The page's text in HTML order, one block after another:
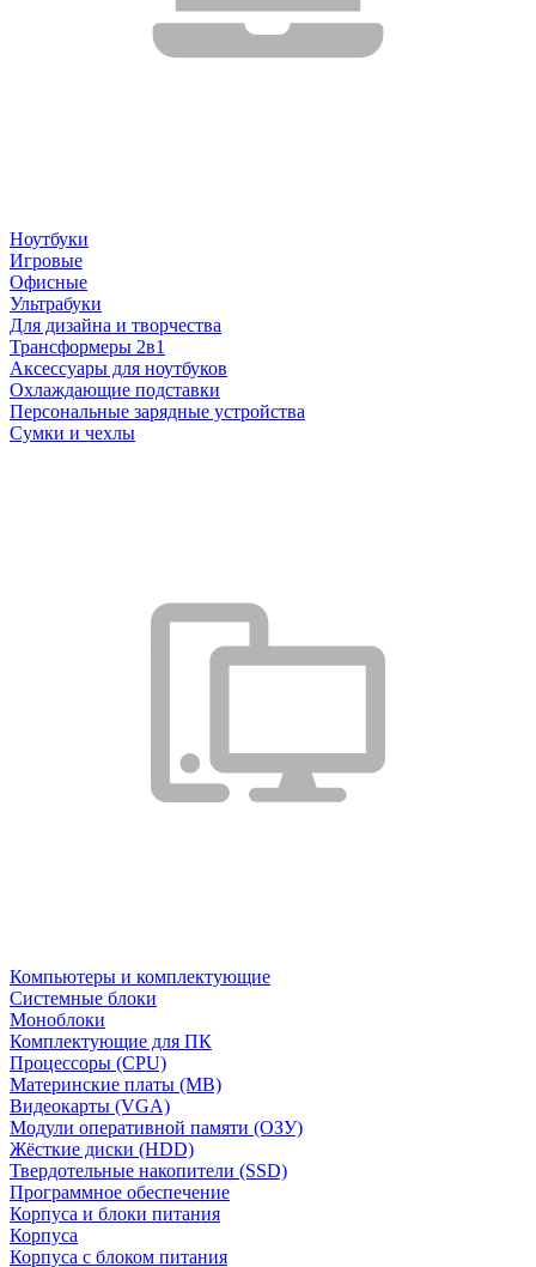
Ноутбуки
Игровые
Офисные
Ультрабуки
Для дизайна и творчества
Трансформеры 2в1
Аксессуары для ноутбуков
Охлаждающие подставки
Персональные зарядные устройства
Сумки и чехлы
Компьютеры и комплектующие
Системные блоки
Моноблоки
Комплектующие для ПК
Процессоры (CPU)
Материнские платы (MB)
Видеокарты (VGA)
Модули оперативной памяти (ОЗУ)
Жёсткие диски (HDD)
Твердотельные накопители (SSD)
Программное обеспечение
Корпуса и блоки питания
Корпуса
Корпуса с блоком питания